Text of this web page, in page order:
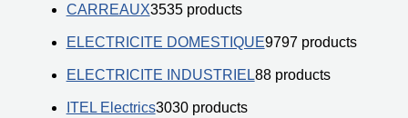
CARREAUX3535 products
ELECTRICITE DOMESTIQUE9797 products
ELECTRICITE INDUSTRIEL88 products
ITEL Electrics3030 products